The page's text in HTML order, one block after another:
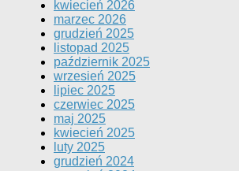
kwiecień 2026
marzec 2026
grudzień 2025
listopad 2025
październik 2025
wrzesień 2025
lipiec 2025
czerwiec 2025
maj 2025
kwiecień 2025
luty 2025
grudzień 2024